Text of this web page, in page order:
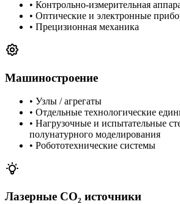
• Контрольно-измерительная
• Оптические и электронные
• Прецизионная механика
Машиностроение
• Узлы / агрегаты
• Отдельные технологические
• Нагрузочные и испытательные
полунатурного моделирования
• Робототехнические системы
Лазерные CO₂ источники